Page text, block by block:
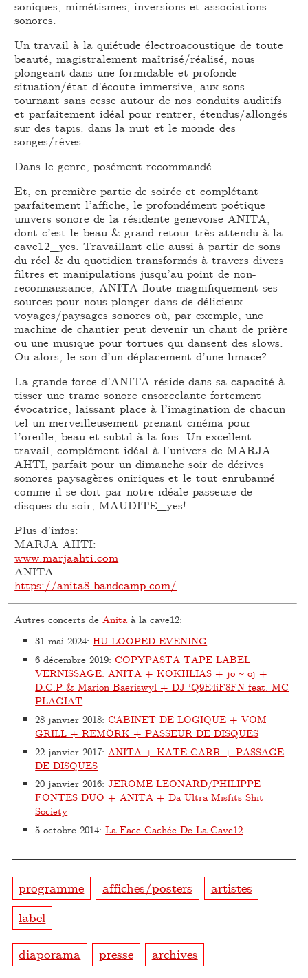
soniques, mimétismes, inversions et associations
sonores.
Un travail à la quiétude électroacoustique de toute
beauté, magistralement maîtrisé/réalisé, nous
plongeant dans une formidable et profonde
situation/état d’écoute immersive, aux sons
tournant sans cesse autour de nos conduits auditifs
et parfaitement idéal pour rentrer, étendus/allongés
sur des tapis. dans la nuit et le monde des
songes/rêves.
Dans le genre, posément recommandé.
Et, en première partie de soirée et complétant
parfaitement l’affiche, le profondément poétique
univers sonore de la résidente genevoise ANITA,
dont c’est le beau & grand retour très attendu à la
cave12_yes. Travaillant elle aussi à partir de sons
du réel & du quotidien transformés à travers divers
filtres et manipulations jusqu’au point de non-
reconnaissance, ANITA floute magnifiquement ses
sources pour nous plonger dans de délicieux
voyages/paysages sonores où, par exemple, une
machine de chantier peut devenir un chant de prière
ou une musique pour tortues qui dansent des slows.
Ou alors, le son d’un déplacement d’une limace?
La grande force d’ANITA réside dans sa capacité à
tisser une trame sonore ensorcelante fortement
évocatrice, laissant place à l’imagination de chacun
tel un merveilleusement prenant cinéma pour
l’oreille, beau et subtil à la fois. Un excellent
travail, complément idéal à l’univers de MARJA
AHTI, parfait pour un dimanche soir de dérives
sonores paysagères oniriques et le tout enrubanné
comme il se doit par notre idéale passeuse de
disques du soir, MAUDITE_yes!
Plus d’infos:
MARJA AHTI:
www.marjaahti.com
ANITA:
https://anita8.bandcamp.com/
Autres concerts de Anitaà la cave12:
31 mai 2024:HU LOOPED EVENING
6 décembre 2019:COPYPASTA TAPE LABEL
VERNISSAGE: ANITA + KOKHLIAS + jo ~ oj +
D.C.P & Marion Baeriswyl + DJ ‘Q9E4iF8FN feat. MC
PLAGIAT
28 janvier 2018:CABINET DE LOGIQUE + VOM
GRILL + REMÖRK + PASSEUR DE DISQUES
22 janvier 2017: ANITA + KATE CARR + PASSAGE
DE DISQUES
20 janvier 2016:JEROME LEONARD/PHILIPPE
FONTES DUO + ANITA + Da Ultra Misfits Shit
Society
5 octobre 2014:La Face Cachée De La Cave12
programme affiches/posters
artistes
label
diaporama presse archives